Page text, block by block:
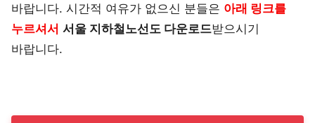
바랍니다. 시간적 여유가 없으신 분들은 아래 링크를
누르셔서 서울 지하철노선도 다운로드받으시기
바랍니다.